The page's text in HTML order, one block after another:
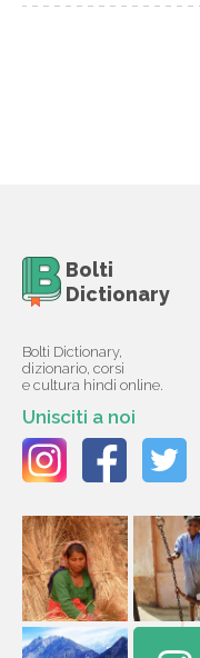
Bolti
Dictionary
Bolti Dictionary,
dizionario, corsi
e cultura hindi online.
Unisciti a noi